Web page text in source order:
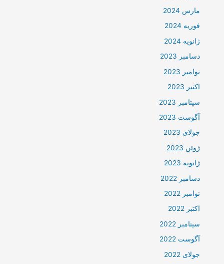
مارس 2024
فوریه 2024
ژانویه 2024
دسامبر 2023
نوامبر 2023
اکتبر 2023
سپتامبر 2023
آگوست 2023
جولای 2023
ژوئن 2023
ژانویه 2023
دسامبر 2022
نوامبر 2022
اکتبر 2022
سپتامبر 2022
آگوست 2022
جولای 2022